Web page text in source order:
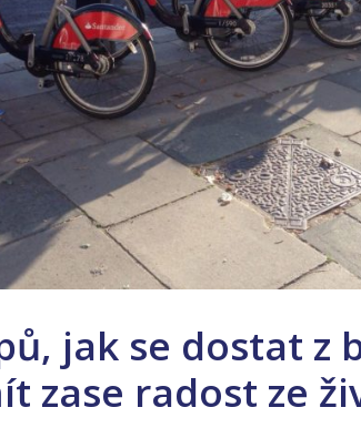
jak se dostat z
zase radost ze